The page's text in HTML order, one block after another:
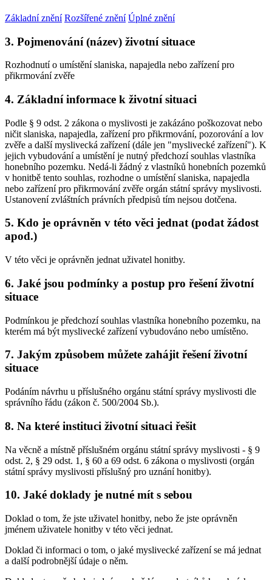
Základní znění Rozšířené znění Úplné znění
3. Pojmenování (název) životní situace
Rozhodnutí o umístění slaniska, napajedla nebo zařízení pro
přikrmování zvěře
4. Základní informace k životní situaci
Podle § 9 odst. 2 zákona o myslivosti je zakázáno poškozovat nebo
ničit slaniska, napajedla, zařízení pro přikrmování, pozorování a lov
zvěře a další myslivecká zařízení (dále jen "myslivecké zařízení"). K
jejich vybudování a umístění je nutný předchozí souhlas vlastníka
honebního pozemku. Nedá-li žádný z vlastníků honebních pozemků
v honitbě tento souhlas, rozhodne o umístění slaniska, napajedla
nebo zařízení pro přikrmování zvěře orgán státní správy myslivosti.
Ustanovení zvláštních právních předpisů tím nejsou dotčena.
5. Kdo je oprávněn v této věci jednat (podat žádost
apod.)
V této věci je oprávněn jednat uživatel honitby.
6. Jaké jsou podmínky a postup pro řešení životní
situace
Podmínkou je předchozí souhlas vlastníka honebního pozemku, na
kterém má být myslivecké zařízení vybudováno nebo umístěno.
7. Jakým způsobem můžete zahájit řešení životní
situace
Podáním návrhu u příslušného orgánu státní správy myslivosti dle
správního řádu (zákon č. 500/2004 Sb.).
8. Na které instituci životní situaci řešit
Na věcně a místně příslušném orgánu státní správy myslivosti - § 9
odst. 2, § 29 odst. 1, § 60 a 69 odst. 6 zákona o myslivosti (orgán
státní správy myslivosti příslušný pro uznání honitby).
10. Jaké doklady je nutné mít s sebou
Doklad o tom, že jste uživatel honitby, nebo že jste oprávněn
jménem uživatele honitby v této věci jednat.
Doklad či informaci o tom, o jaké myslivecké zařízení se má jednat
a další podrobnější údaje o něm.